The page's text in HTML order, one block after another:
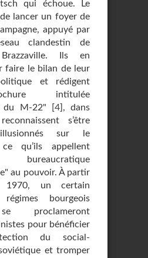
qui échoue. Le
lancer un foyer de
appuyé par
clandestin de
Ils en
faire le bilan de leur
et rédigent
intitulée
du M-22" [4] , dans
s’être
sur le
qu’ils appellent
bureaucratique
au pouvoir. À partir
1970, un certain
bourgeois
proclameront
pour bénéficier
du social-
et tromper